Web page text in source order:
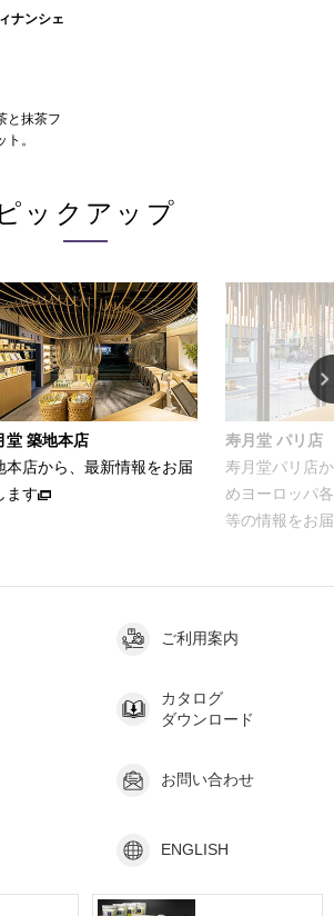
ナンシェ
と抹茶フ
。
ピックアップ
堂 築地本店
本店から、最新情報をお届
ます
寿月堂 パリ店
寿月堂パリ店
めヨーロッパ
等の情報をお
ご利用案内
カタログ
ダウンロード
お問い合わせ
ENGLISH